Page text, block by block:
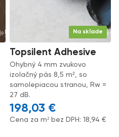
Na sklade
Topsilent Adhesive
Ohybný 4 mm zvukovo
izolačný pás 8,5 m², so
samolepiacou stranou, Rw =
27 dB.
198,03 €
Cena za m² bez DPH:18,94€